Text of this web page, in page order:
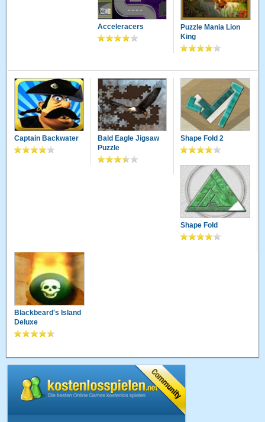
Acceleracers
Puzzle Mania Lion
King
Captain Backwater
Bald Eagle Jigsaw
Puzzle
Shape Fold 2
Shape Fold
Blackbeard's Island
Deluxe